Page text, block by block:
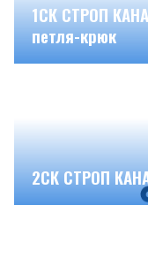
1СК СТРОП
петля-крюк
2СК СТРОП